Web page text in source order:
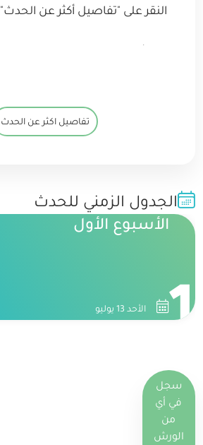
النقر على "تفاصيل أكثر عن الحدث"
.
تفاصيل اكثر عن الحدث
الجدول الزمني للحدث
1
الأسبوع الأول
الأحد 13 يوليو
سجل
في أي
من
الورش